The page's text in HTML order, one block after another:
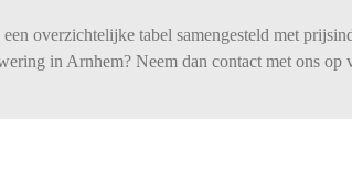
overzichtelijke tabel samengesteld met
in Arnhem? Neem dan contact met ons